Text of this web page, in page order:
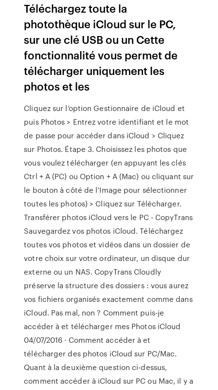
Téléchargez toute la
photothèque iCloud sur le PC,
sur une clé USB ou un Cette
fonctionnalité vous permet de
télécharger uniquement les
photos et les
Cliquez sur l’option Gestionnaire de iCloud et
puis Photos > Entrez votre identifiant et le mot
de passe pour accéder dans iCloud > Cliquez
sur Photos. Étape 3. Choisissez les photos que
vous voulez télécharger (en appuyant les clés
Ctrl + A (PC) ou Option + A (Mac) ou cliquant sur
le bouton à côté de l’Image pour sélectionner
toutes les photos) > Cliquez sur Télécharger.
Transférer photos iCloud vers le PC - CopyTrans
Sauvegardez vos photos iCloud. Téléchargez
toutes vos photos et vidéos dans un dossier de
votre choix sur votre ordinateur, un disque dur
externe ou un NAS. CopyTrans Cloudly
préserve la structure des dossiers : vous aurez
vos fichiers organisés exactement comme dans
iCloud. Pas mal, non ? Comment puis-je
accéder à et télécharger mes Photos iCloud
04/07/2016 · Comment accéder à et
télécharger des photos iCloud sur PC/Mac.
Quant à la deuxième question ci-dessus,
comment accéder à iCloud sur PC ou Mac, il y a